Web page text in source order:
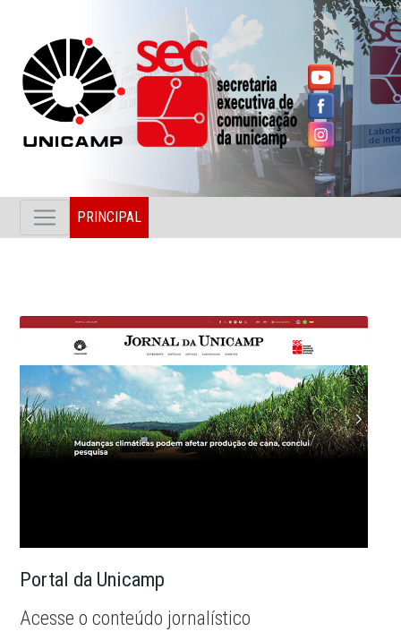
PRINCIPAL
Portal da Unicamp
Acesse o conteúdo jornalístico